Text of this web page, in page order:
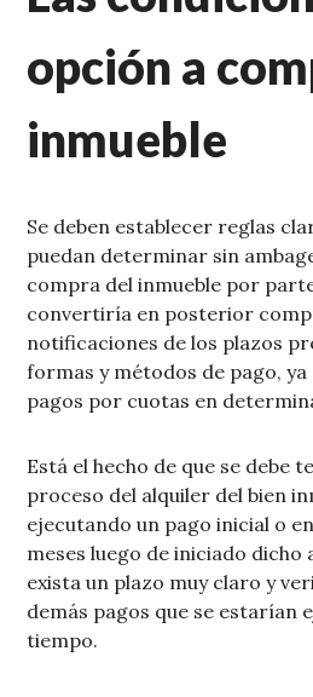
opción a
inmueble
Se deben establecer reglas
puedan determinar sin
compra del inmueble por
convertiría en posterior
notificaciones de los plazos
formas y métodos de pago, ya
pagos por cuotas en
Está el hecho de que se debe
proceso del alquiler del bien
ejecutando un pago inicial o
meses luego de iniciado dicho
exista un plazo muy claro y
demás pagos que se estarían
tiempo.